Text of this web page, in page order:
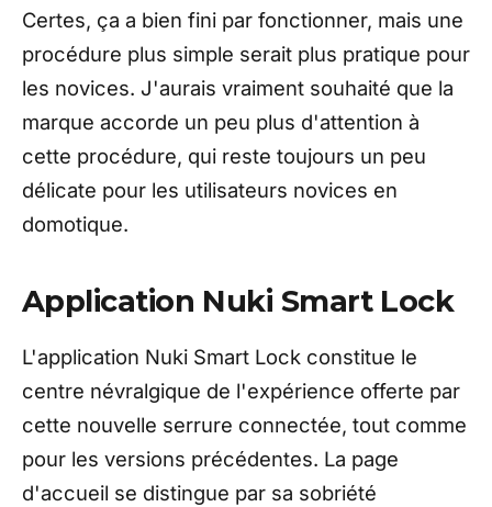
Certes, ça a bien fini par fonctionner, mais une
procédure plus simple serait plus pratique pour
les novices. J'aurais vraiment souhaité que la
marque accorde un peu plus d'attention à
cette procédure, qui reste toujours un peu
délicate pour les utilisateurs novices en
domotique.
Application Nuki Smart Lock
L'application Nuki Smart Lock constitue le
centre névralgique de l'expérience offerte par
cette nouvelle serrure connectée, tout comme
pour les versions précédentes. La page
d'accueil se distingue par sa sobriété